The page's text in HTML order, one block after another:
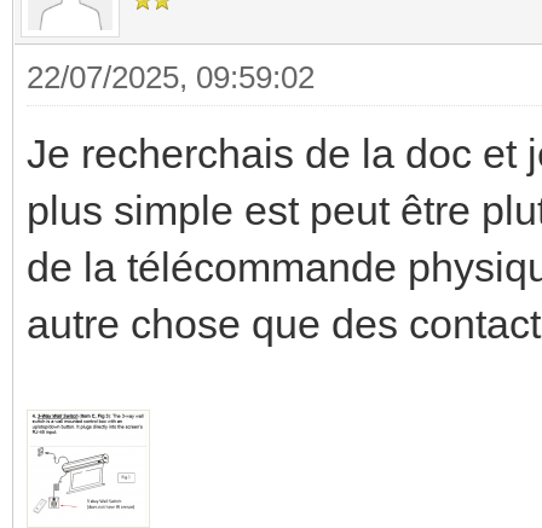
22/07/2025, 09:59:02
Je recherchais de la doc et
plus simple est peut être
de la télécommande
autre chose que des